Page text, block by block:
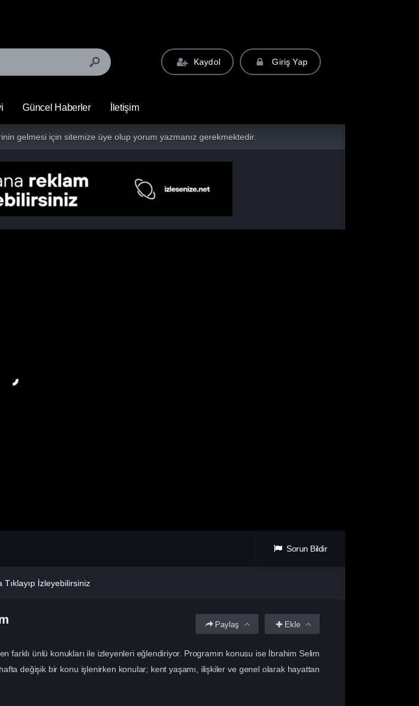
Kaydol Giriş Yap
Güncel Haberler İletişim
gelmesi için sitemize üye olup yorum yazmanız gerekmektedir.
Sorun Bildir
Tıklayıp İzleyebilirsiniz
Ekle
Paylaş
farklı ünlü konukları ile izleyenleri eğlendiriyor. Programın konusu ise İbrahim Selim
değişik bir konu işlenirken konular; kent yaşamı, ilişkiler ve genel olarak hayattan